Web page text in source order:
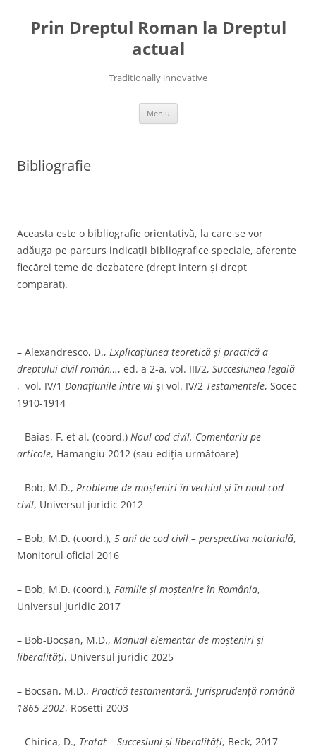
conținut
Prin Dreptul Roman la Dreptul
actual
Traditionally innovative
Meniu
Bibliografie
Aceasta este o bibliografie orientativă, la care se vor
adăuga pe parcurs indicații bibliografice speciale, aferente
fiecărei teme de dezbatere (drept intern și drept
comparat).
– Alexandresco, D., Explicaţiunea teoretică şi practică a
dreptului civil român…, ed. a 2-a, vol. III/2, Succesiunea legală
, vol. IV/1 Donaţiunile între vii şi vol. IV/2 Testamentele, Socec
1910-1914
– Baias, F. et al. (coord.) Noul cod civil. Comentariu pe
articole, Hamangiu 2012 (sau ediția următoare)
– Bob, M.D., Probleme de moşteniri în vechiul şi în noul cod
civil, Universul juridic 2012
– Bob, M.D. (coord.), 5 ani de cod civil – perspectiva notarială,
Monitorul oficial 2016
– Bob, M.D. (coord.), Familie și moștenire în România,
Universul juridic 2017
– Bob-Bocșan, M.D., Manual elementar de moșteniri și
liberalități, Universul juridic 2025
– Bocsan, M.D., Practică testamentară. Jurisprudenţă română
1865-2002, Rosetti 2003
– Chirica, D., Tratat – Succesiuni și liberalități, Beck, 2017